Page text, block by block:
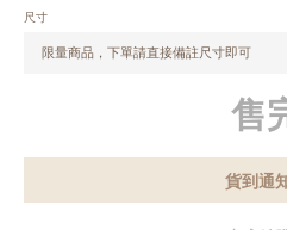
尺寸
售
貨到通